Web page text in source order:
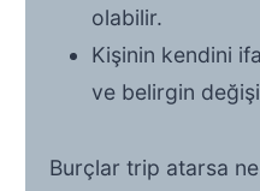
olabilir.
Kişinin kendini
ve belirgin
Burçlar trip atarsa